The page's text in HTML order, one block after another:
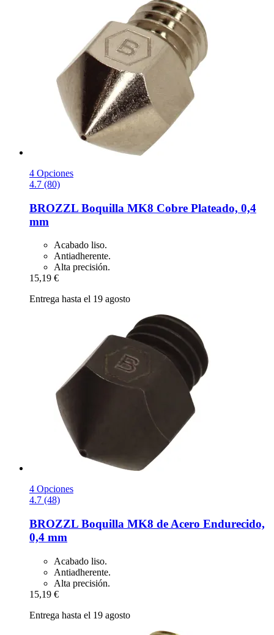
4 Opciones
4.7 (80)
BROZZL Boquilla MK8 Cobre Plateado, 0,4
mm
Acabado liso.
Antiadherente.
Alta precisión.
15,19 €
Entrega hasta el 19 agosto
4 Opciones
4.7 (48)
BROZZL Boquilla MK8 de Acero Endurecido,
0,4 mm
Acabado liso.
Antiadherente.
Alta precisión.
15,19 €
Entrega hasta el 19 agosto